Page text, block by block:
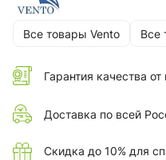
Все товары Vento Все
Гарантия качества
Доставка по всей
Скидка до 10% для